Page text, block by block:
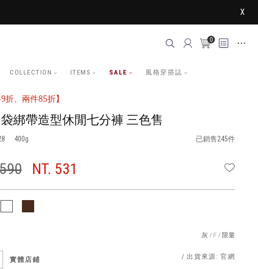
X
0
COLLECTION ITEMS SALE 風格穿搭誌
9折、兩件85折】
綁帶造型休閒七分褲 三色售
400 已銷售245件
NT. 531
灰 F 限量
實體店鋪 / 出貨來源:官網